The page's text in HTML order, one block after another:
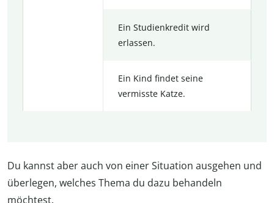
Ein Studienkredit wird
erlassen.
Ein Kind findet seine
vermisste Katze.
Du kannst aber auch von einer Situation ausgehen und
überlegen, welches Thema du dazu behandeln
möchtest.